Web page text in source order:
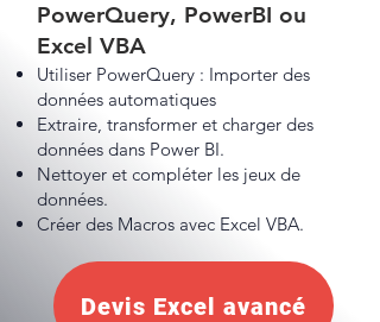
PowerQuery, PowerBI ou
Excel VBA
Utiliser PowerQuery : Importer des
données automatiques
Extraire, transformer et charger des
données dans Power BI.
Nettoyer et compléter les jeux de
données.
Créer des Macros avec Excel VBA.
Devis Excel avancé